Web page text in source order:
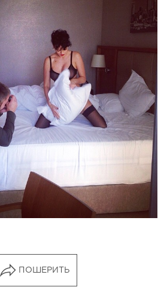
ПОШЕРИТЬ